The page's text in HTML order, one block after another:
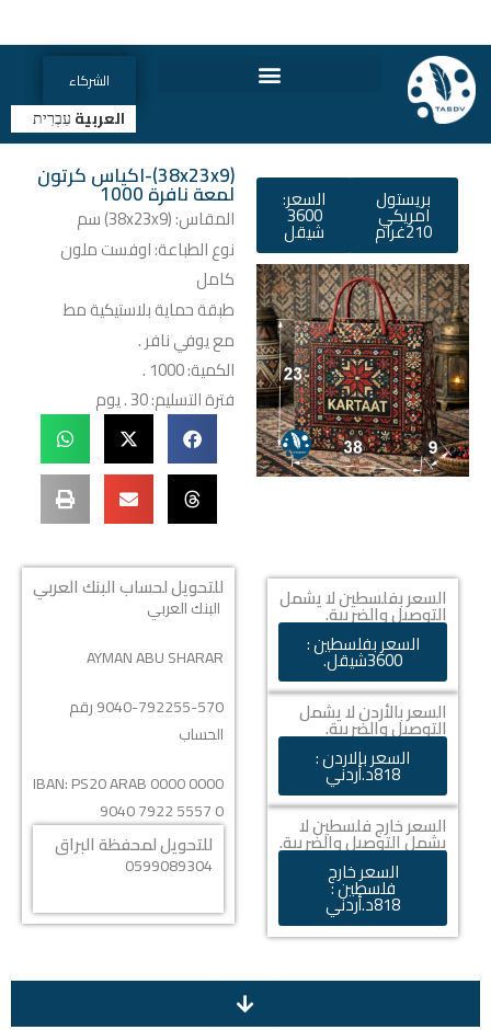
الشركاء
العربيةעִבְרִית
بريستول
امريكي
210غرام
السعر:
3600
شيقل
(38x23x9)-اكياس كرتون
لمعة نافرة 1000
المقاس: (38x23x9) سم
نوع الطباعة: اوفست ملون
كامل
طبقة حماية بلاستيكية مط
مع يوفي نافر .
الكمية: 1000 .
فترة التسليم: 30 . يوم
السعر بفلسطين لا يشمل
التوصيل والضريبة.
السعر بفلسطين :
3600شيقل.
السعر بالأردن لا يشمل
التوصيل والضريبة.
السعر بالاردن :
818د.أردني
السعر خارج فلسطين لا
يشمل التوصيل والضريبة.
السعر خارج
فلسطين :
818د.أردني
للتحويل لحساب البنك العربي
البنك العربي
AYMAN ABU SHARAR
9040-792255-570 رقم
الحساب
IBAN:PS20 ARAB 0000 0000
9040 7922 5557 0
للتحويل لمحفظة البراق
0599089304